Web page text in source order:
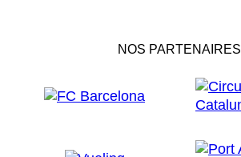
NOS PARTENAIRES